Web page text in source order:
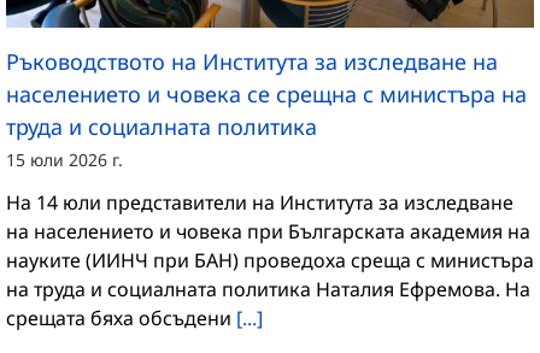
Ръководството на Института за изследване на
населението и човека се срещна с министъра на
труда и социалната политика
15 юли 2026 г.
На 14 юли представители на Института за изследване
на населението и човека при Българската академия на
науките (ИИНЧ при БАН) проведоха среща с министъра
на труда и социалната политика Наталия Ефремова. На
срещата бяха обсъдени [...]